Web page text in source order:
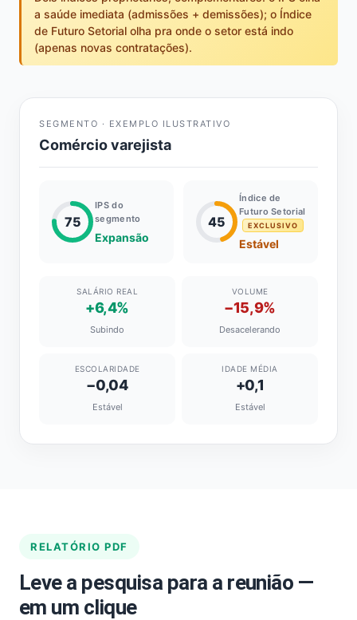
a saúde imediata (admissões + demissões); o Índice
de Futuro Setorial olha pra onde o setor está indo
(apenas novas contratações).
SEGMENTO · EXEMPLO ILUSTRATIVO
Comércio varejista
75
IPS do
segmento
Expansão
45
Índice de
Futuro Setorial
EXCLUSIVO
Estável
SALÁRIO REAL
+6,4%
Subindo
VOLUME
−15,9%
Desacelerando
ESCOLARIDADE
−0,04
Estável
IDADE MÉDIA
+0,1
Estável
RELATÓRIO PDF
Leve a pesquisa para a reunião —
em um clique